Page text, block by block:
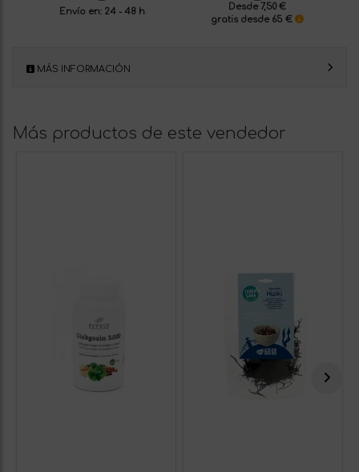
Envío en: 24 - 48 h
Desde 7,50 €
gratis desde 65 €
MÁS INFORMACIÓN
Más productos de este vendedor